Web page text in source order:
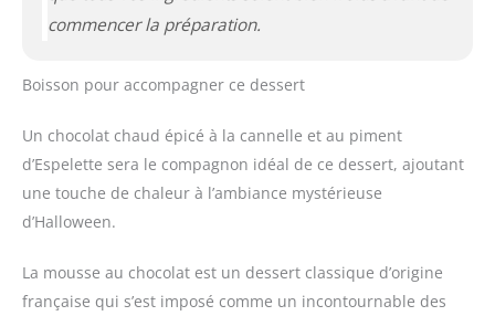
commencer la préparation.
Boisson pour accompagner ce dessert
Un chocolat chaud épicé à la cannelle et au piment
d’Espelette sera le compagnon idéal de ce dessert, ajoutant
une touche de chaleur à l’ambiance mystérieuse
d’Halloween.
La mousse au chocolat est un dessert classique d’origine
française qui s’est imposé comme un incontournable des